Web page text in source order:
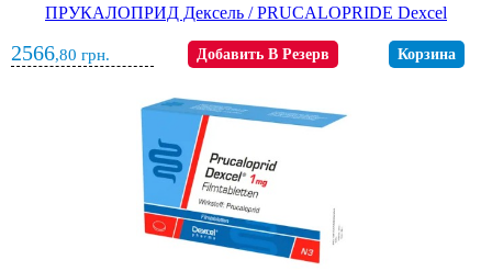
ПРУКАЛОПРИД Дексель / PRUCALOPRIDE Dexcel
2566,80 грн. Добавить В Резерв Корзина